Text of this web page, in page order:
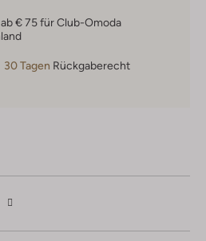
ab € 75 für Club-Omoda
30 Tagen Rückgaberecht